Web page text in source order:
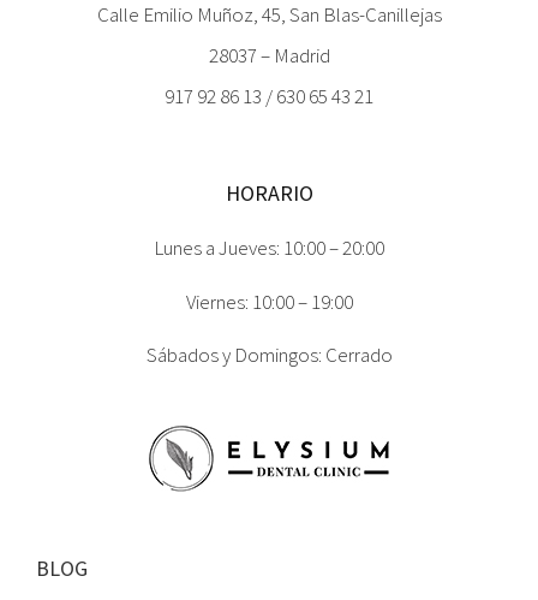
Calle Emilio Muñoz, 45, San Blas-Canillejas
28037 – Madrid
917 92 86 13 / 630 65 43 21
HORARIO
Lunes a Jueves: 10:00 – 20:00
Viernes: 10:00 – 19:00
Sábados y Domingos: Cerrado
BLOG